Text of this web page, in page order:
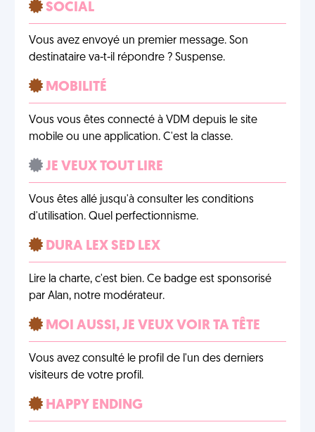
SOCIAL
Vous avez envoyé un premier message. Son
destinataire va-t-il répondre ? Suspense.
MOBILITÉ
Vous vous êtes connecté à VDM depuis le site
mobile ou une application. C'est la classe.
JE VEUX TOUT LIRE
Vous êtes allé jusqu'à consulter les conditions
d'utilisation. Quel perfectionnisme.
DURA LEX SED LEX
Lire la charte, c'est bien. Ce badge est sponsorisé
par Alan, notre modérateur.
MOI AUSSI, JE VEUX VOIR TA TÊTE
Vous avez consulté le profil de l'un des derniers
visiteurs de votre profil.
HAPPY ENDING